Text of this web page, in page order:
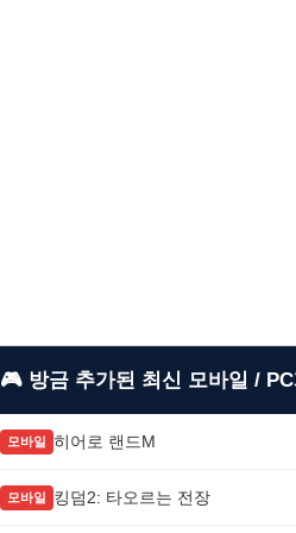
🎮 방금 추가된 최신 모바일 /
모바일 히어로 랜드M
모바일 킹덤2: 타오르는 전장